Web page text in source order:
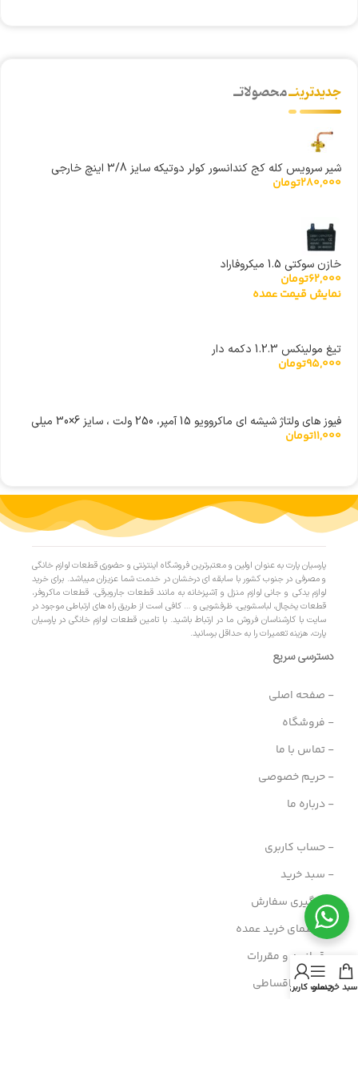
جدیدترینــمحصولاتــ
شیر سرویس کله کج کندانسور کولر دوتیکه سایز 3/8 اینچ خارجی
280,000تومان
خازن سوکتی 1.5 میکروفاراد
62,000تومان
نمایش قیمت عمده
تیغ مولینکس 1.2.3 دکمه دار
95,000تومان
فیوز های ولتاژ شیشه ای ماکروویو 15 آمپر، 250 ولت ، سایز 6×30 میلی
متر
11,000تومان
پارسیان پارت به عنوان اولین و معتبرترین فروشگاه اینترنتی و حضوری قطعات لوازم خانگی
و مصرفی در جنوب کشور با سابقه ای درخشان در خدمت شما عزیزان میباشد. برای خرید
لوازم یدکی و جانی لوازم منزل و آشپزخانه به مانند قطعات جاروبرقی، قطعات ماکروفر،
قطعات یخچال، لباسشویی، ظرفشویی و … کافی است از طریق راه های ارتباطی موجود در
سایت با کارشناسان فروش ما در ارتباط باشید. با تامین قطعات لوازم خانگی در پارسیان
پارت، هزینه تعمیرات را به حداقل برسانید.
دسترسی سریع
- صفحه اصلی
- فروشگاه
- تماس با ما
- حریم خصوصی
- درباره ما
- حساب کاربری
- سبد خرید
- پیگیری سفارش
- راهنمای خرید عمده
- قوانین و مقررات
- فروش اقساطیسبد خریدمنو
حساب کاربری من